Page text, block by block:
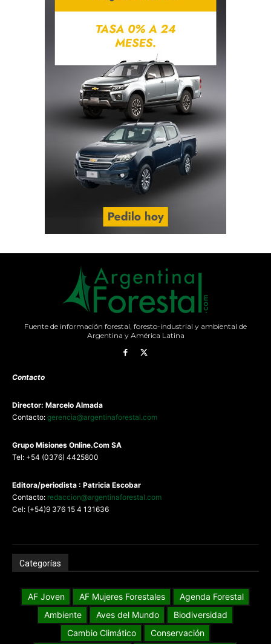
Fuente de información forestal, foresto-industrial y ambiental de
Argentina y América Latina
Contacto
Director: Marcelo Almada
Contacto: gerencia@argentinaforestal.com
Grupo Misiones Online.Com SA
Tel: +54 (0376) 4425800
Editora/periodista : Patricia Escobar
Contacto: redaccion@argentinaforestal.com
Cel: (+54)9 376 15 4 131636
Categorías
AF Joven AF Mujeres Forestales
Agenda Forestal
Ambiente
Aves del Mundo
Biodiversidad
Cambio Climático
Conservación